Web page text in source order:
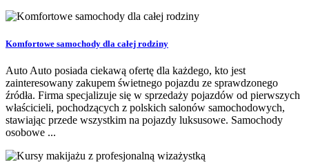
Komfortowe samochody dla całej rodziny
Auto Auto posiada ciekawą ofertę dla każdego, kto jest
zainteresowany zakupem świetnego pojazdu ze sprawdzonego
źródła. Firma specjalizuje się w sprzedaży pojazdów od pierwszych
właścicieli, pochodzących z polskich salonów samochodowych,
stawiając przede wszystkim na pojazdy luksusowe. Samochody
osobowe ...